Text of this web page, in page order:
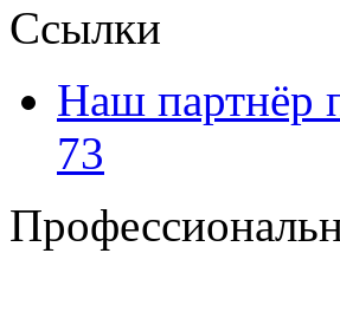
Ссылки
Наш партнёр
73